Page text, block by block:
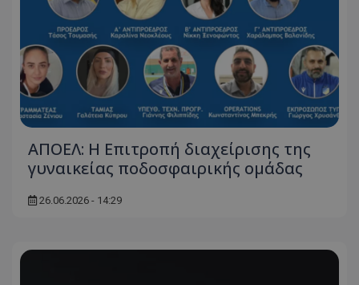
ΑΠΟΕΛ: Η Επιτροπή διαχείρισης της
γυναικείας ποδοσφαιρικής ομάδας
26.06.2026 - 14:29